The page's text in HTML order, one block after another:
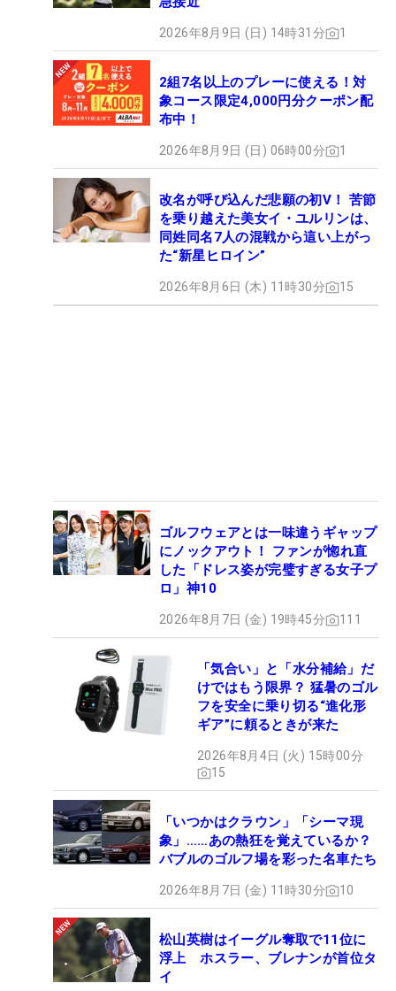
2026年8月9日 (日) 14時31分 1
2組7名以上のプレーに使える！対
象コース限定4,000円分クーポン配
布中！
2026年8月9日 (日) 06時00分 1
改名が呼び込んだ悲願の初V！ 苦節
を乗り越えた美女イ・ユルリンは、
同姓同名7人の混戦から這い上がっ
た“新星ヒロイン”
2026年8月6日 (木) 11時30分 15
ゴルフウェアとは一味違うギャップ
にノックアウト！ ファンが惚れ直
した「ドレス姿が完璧すぎる女子プ
ロ」神10
2026年8月7日 (金) 19時45分 111
「気合い」と「水分補給」だ
けではもう限界？ 猛暑のゴル
フを安全に乗り切る“進化形
ギア”に頼るときが来た
2026年8月4日 (火) 15時00分
15
「いつかはクラウン」「シーマ現
象」……あの熱狂を覚えているか？
バブルのゴルフ場を彩った名車たち
2026年8月7日 (金) 11時30分 10
松山英樹はイーグル奪取で11位に
浮上 ホスラー、ブレナンが首位タ
イ